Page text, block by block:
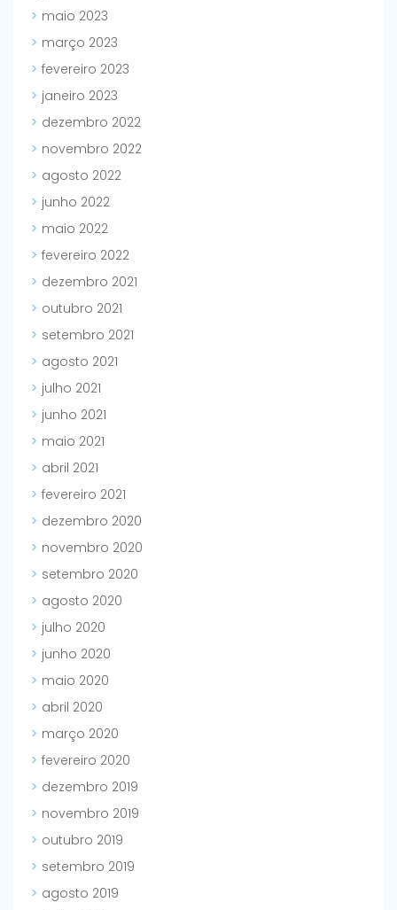
maio 2023
março 2023
fevereiro 2023
janeiro 2023
dezembro 2022
novembro 2022
agosto 2022
junho 2022
maio 2022
fevereiro 2022
dezembro 2021
outubro 2021
setembro 2021
agosto 2021
julho 2021
junho 2021
maio 2021
abril 2021
fevereiro 2021
dezembro 2020
novembro 2020
setembro 2020
agosto 2020
julho 2020
junho 2020
maio 2020
abril 2020
março 2020
fevereiro 2020
dezembro 2019
novembro 2019
outubro 2019
setembro 2019
agosto 2019